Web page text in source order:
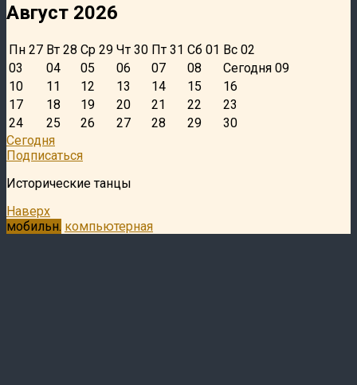
Август 2026
Пн 27 Вт 28 Ср 29 Чт 30 Пт 31 Сб 01 Вс 02
03
04 05 06 07 08 Сегодня 09
10
11 12 13 14 15
16
17
18 19 20 21 22
23
24
25 26 27 28 29
30
Сегодня
Подписаться
Исторические танцы
Наверх
мобильн. компьютерная